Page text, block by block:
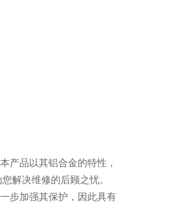
产品以其铝合金的特性，
解决维修的后顾之忧。
步加强其保护，因此具有